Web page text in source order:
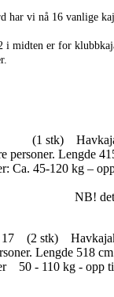
har vi nå 16 vanlige
i midten er for
(1 stk)
personer. Lengde
Ca. 45-120 kg –
ett spruttrekk
17 (2 stk)
Lengde 518
50 - 110 kg - opp